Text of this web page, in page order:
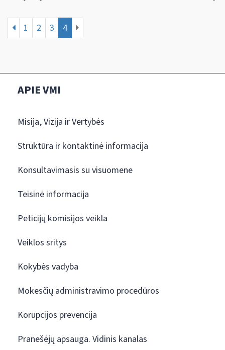
1 2 3 4
APIE VMI
Misija, Vizija ir Vertybės
Struktūra ir kontaktinė informacija
Konsultavimasis su visuomene
Teisinė informacija
Peticijų komisijos veikla
Veiklos sritys
Kokybės vadyba
Mokesčių administravimo procedūros
Korupcijos prevencija
Pranešėjų apsauga. Vidinis kanalas